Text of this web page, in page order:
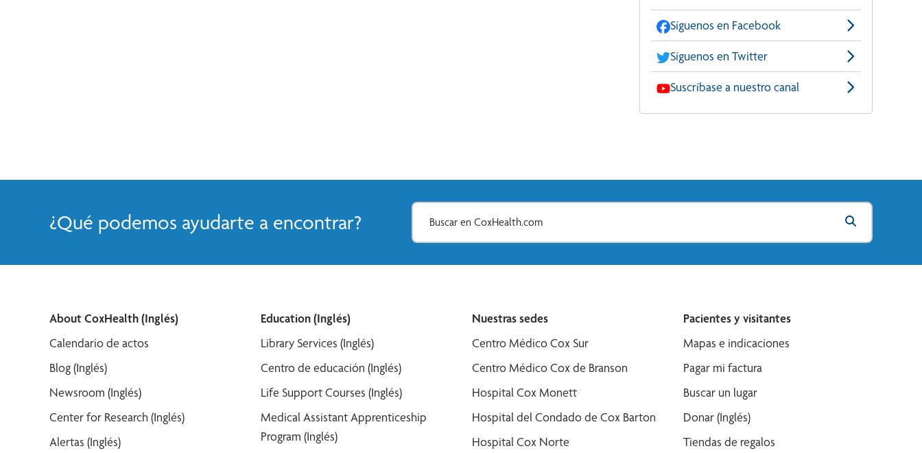
Síguenos en Facebook
Síguenos en Twitter
Suscríbase a nuestro canal
¿Qué podemos ayudarte a encontrar?
About CoxHealth (Inglés)
Calendario de actos
Blog (Inglés)
Newsroom (Inglés)
Center for Research (Inglés)
Alertas (Inglés)
Education (Inglés)
Library Services (Inglés)
Centro de educación (Inglés)
Life Support Courses (Inglés)
Medical Assistant Apprenticeship
Program (Inglés)
Nuestras sedes
Centro Médico Cox Sur
Centro Médico Cox de Branson
Hospital Cox Monett
Hospital del Condado de Cox Barton
Hospital Cox Norte
Pacientes y visitantes
Mapas e indicaciones
Pagar mi factura
Buscar un lugar
Donar (Inglés)
Tiendas de regalos